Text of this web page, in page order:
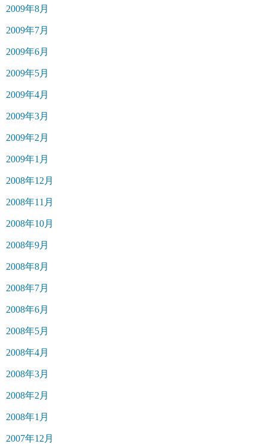
2009年8月
2009年7月
2009年6月
2009年5月
2009年4月
2009年3月
2009年2月
2009年1月
2008年12月
2008年11月
2008年10月
2008年9月
2008年8月
2008年7月
2008年6月
2008年5月
2008年4月
2008年3月
2008年2月
2008年1月
2007年12月